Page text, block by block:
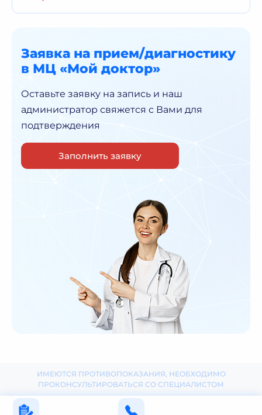
Заявка на прием/диагностику
в МЦ «Мой доктор»
Оставьте заявку на запись и наш
администратор свяжется с Вами для
подтверждения
Заполнить заявку
ИМЕЮТСЯ ПРОТИВОПОКАЗАНИЯ, НЕОБХОДИМО
ПРОКОНСУЛЬТИРОВАТЬСЯ СО СПЕЦИАЛИСТОМ